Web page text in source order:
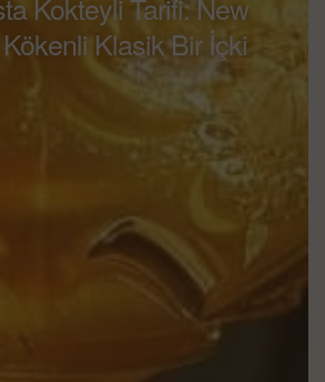
Klasik Bir İçki